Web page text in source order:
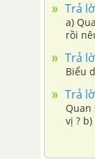
Trả
a)
rồi
Trả
Trả
Quan
vị ? b) Điểm biểu diễn